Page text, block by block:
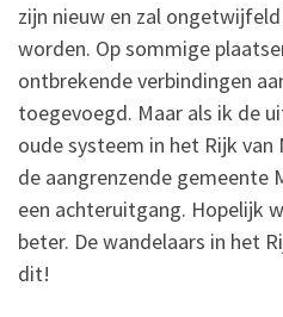
zijn nieuw en zal
worden. Op sommige
ontbrekende verbindingen
toegevoegd. Maar als ik de
oude systeem in het Rijk
de aangrenzende gemeente
een achteruitgang. Hopelijk
beter. De wandelaars in het
dit!